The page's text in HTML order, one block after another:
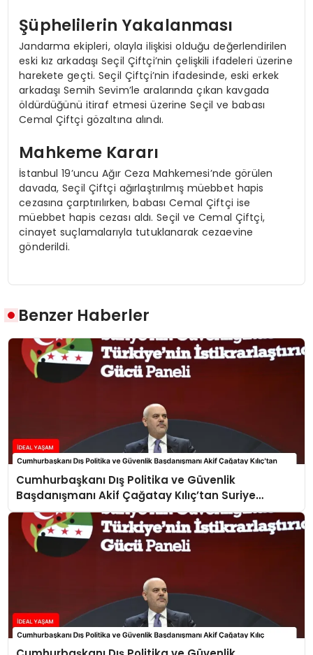
Şüphelilerin Yakalanması
Jandarma ekipleri, olayla ilişkisi olduğu değerlendirilen
eski kız arkadaşı Seçil Çiftçi’nin çelişkili ifadeleri üzerine
harekete geçti. Seçil Çiftçi’nin ifadesinde, eski erkek
arkadaşı Semih Sevim’le aralarında çıkan kavgada
öldürdüğünü itiraf etmesi üzerine Seçil ve babası
Cemal Çiftçi gözaltına alındı.
Mahkeme Kararı
İstanbul 19’uncu Ağır Ceza Mahkemesi’nde görülen
davada, Seçil Çiftçi ağırlaştırılmış müebbet hapis
cezasına çarptırılırken, babası Cemal Çiftçi ise
müebbet hapis cezası aldı. Seçil ve Cemal Çiftçi,
cinayet suçlamalarıyla tutuklanarak cezaevine
gönderildi.
Benzer Haberler
Cumhurbaşkanı Dış Politika ve Güvenlik
Başdanışmanı Akif Çağatay Kılıç’tan Suriye
Panelinde Önemli Açıklamalar